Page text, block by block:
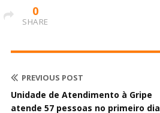
0
SHARE
PREVIOUS POST
Unidade de Atendimento à Gripe
atende 57 pessoas no primeiro dia